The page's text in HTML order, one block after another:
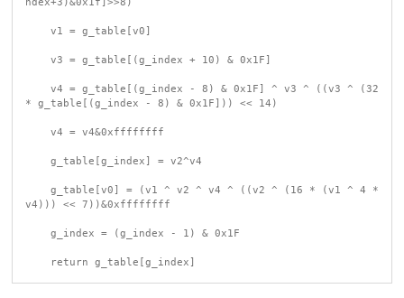
ndex+3)&0x1f]>>8)
* g_table[(g_index - 8) & 0x1F])) << 14)
v4))) << 7))&0xffffffff